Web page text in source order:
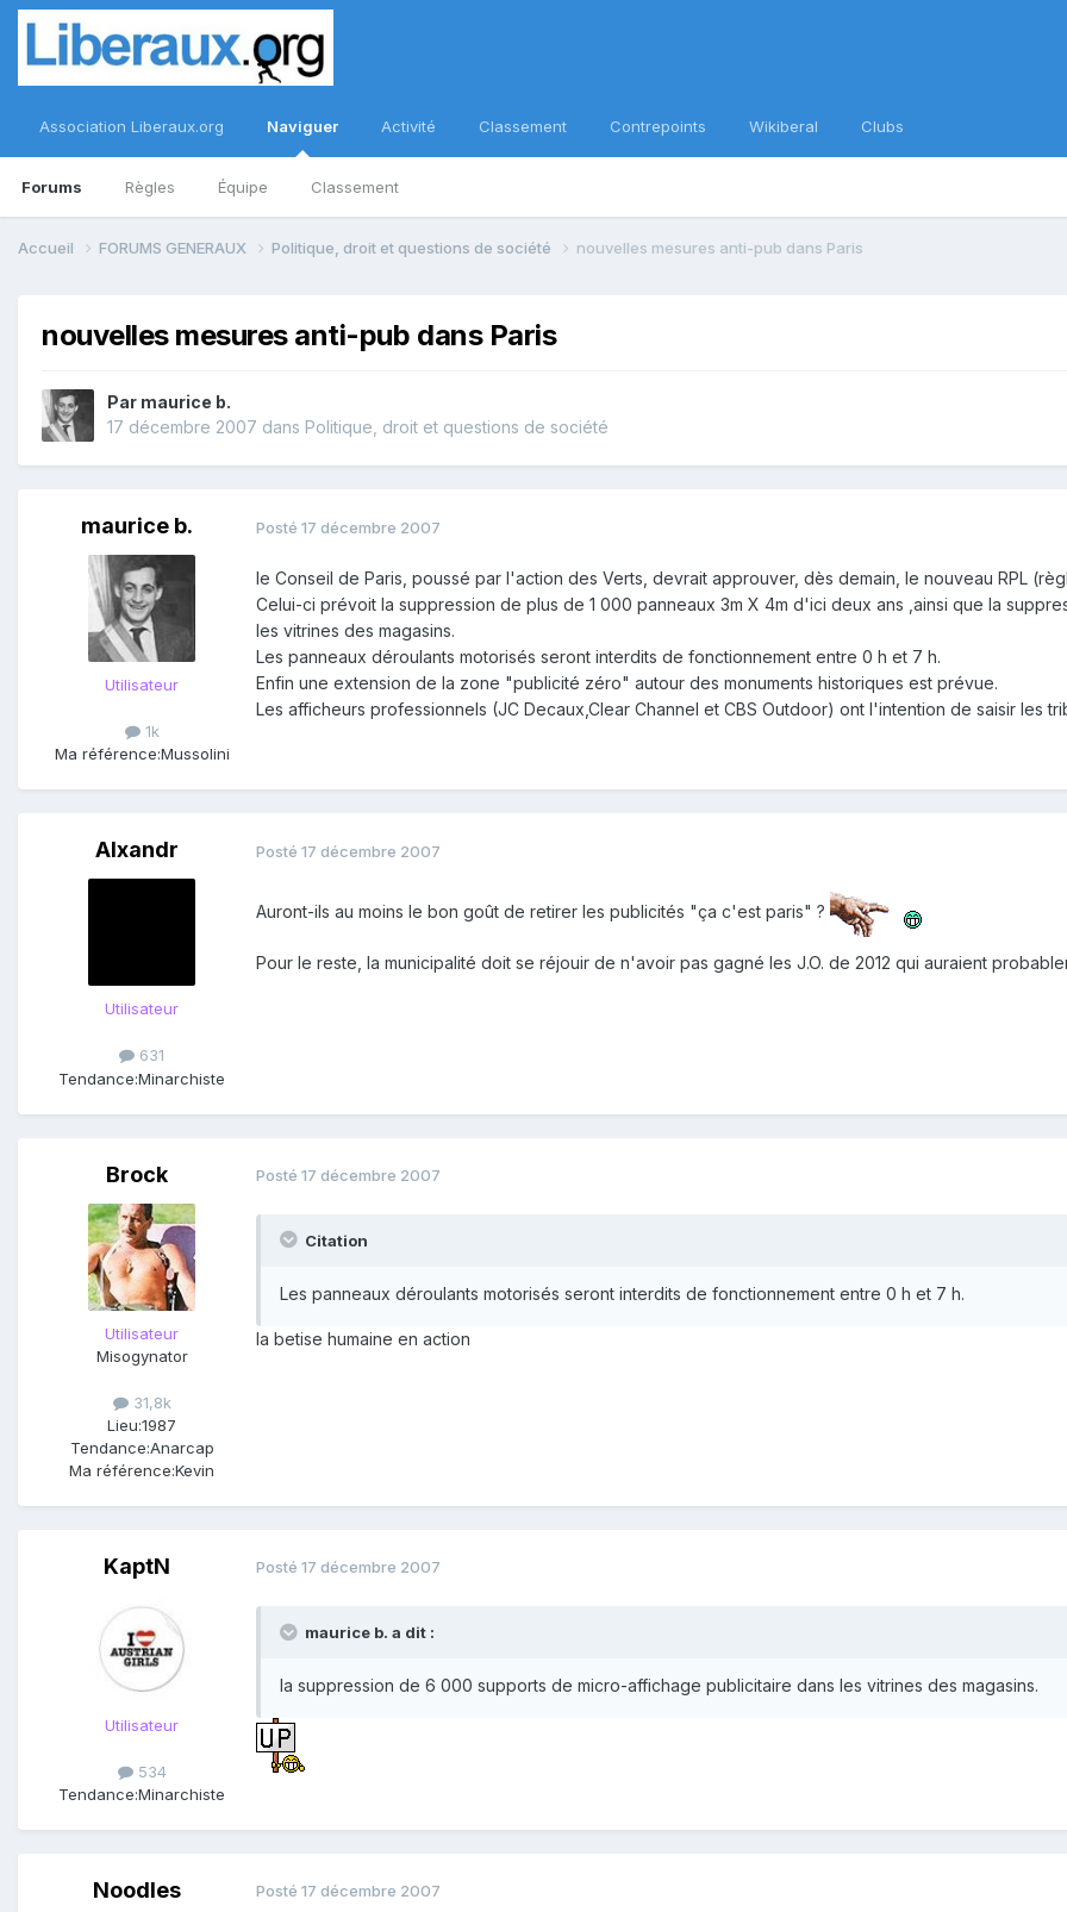
Association Liberaux.org Naviguer
Forums Règles Équipe Classement
Activité Classement Contrepoints Wikiberal Clubs
Accueil FORUMS GENERAUX Politique, droit et questions de société nouvelles mesures anti-pub dans Paris
nouvelles mesures anti-pub dans Paris
Par maurice b.
17 décembre 2007 dans Politique, droit et questions de société
maurice b.
Utilisateur
1k
Ma référence:Mussolini
Posté 17 décembre 2007
le Conseil de Paris, poussé par l'action des Verts, devrait approuver, dès demain, le nouveau RPL
Celui-ci prévoit la suppression de plus de 1 000 panneaux 3m X 4m d'ici deux ans ,ainsi que la
les vitrines des magasins.
Les panneaux déroulants motorisés seront interdits de fonctionnement entre 0 h et 7 h.
Enfin une extension de la zone "publicité zéro" autour des monuments historiques est prévue.
Les afficheurs professionnels (JC Decaux,Clear Channel et CBS Outdoor) ont l'intention de saisir les
Alxandr
Utilisateur
631
Tendance:Minarchiste
Posté 17 décembre 2007
Auront-ils au moins le bon goût de retirer les publicités "ça c'est paris" ?
Pour le reste, la municipalité doit se réjouir de n'avoir pas gagné les J.O. de 2012 qui auraient
Brock
Utilisateur
Misogynator
31,8k
Lieu:1987
Tendance:Anarcap
Ma référence:Kevin
Posté 17 décembre 2007
Citation
Les panneaux déroulants motorisés seront interdits de fonctionnement entre 0 h et 7 h.
la betise humaine en action
KaptN
Utilisateur
534
Tendance:Minarchiste
Posté 17 décembre 2007
maurice b. a dit :
la suppression de 6 000 supports de micro-affichage publicitaire dans les vitrines des magasins.
Noodles Posté 17 décembre 2007